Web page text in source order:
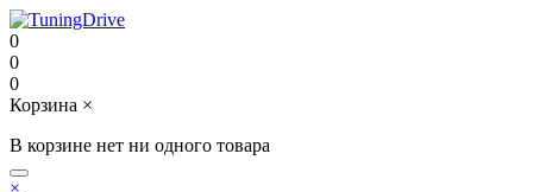
0
0
0
Корзина ×
В корзине нет ни одного товара
×